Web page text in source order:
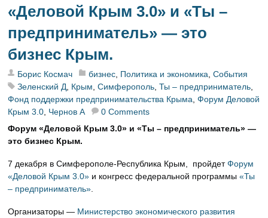
«Деловой Крым 3.0» и «Ты –
предприниматель» — это
бизнес Крым.
Борис Космач бизнес, Политика и экономика,События
Зеленский Д, Крым,Симферополь,Ты – предприниматель,
Фонд поддержки предпринимательства Крыма,Форум Деловой
Крым 3.0, Чернов А
0 Comments
Форум «Деловой Крым 3.0» и «Ты – предприниматель» —
это бизнес Крым.
7 декабря в Симферополе-Республика Крым, пройдетФорум
«Деловой Крым 3.0» и конгресс федеральной программы«Ты
– предприниматель»
Организаторы — Министерство экономического развития